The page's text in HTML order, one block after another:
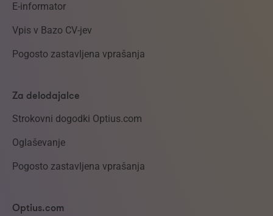
E-informator
Vpis v Bazo CV-jev
Pogosto zastavljena vprašanja
Za delodajalce
Strokovni dogodki Optius.com
Oglaševanje
Pogosto zastavljena vprašanja
Optius.com